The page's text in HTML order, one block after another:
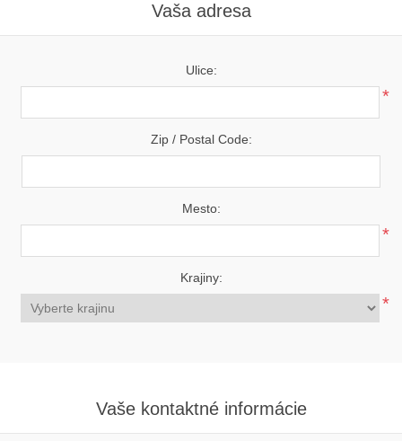
Vaša adresa
Ulice:
*
Zip / Postal Code:
Mesto:
*
Krajiny:
*
Vaše kontaktné informácie